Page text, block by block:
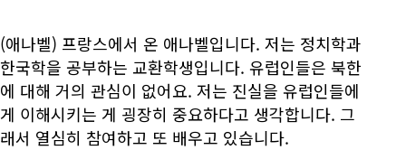
(애나벨) 프랑스에서 온 애나벨입니다. 저는 정치학과
한국학을 공부하는 교환학생입니다. 유럽인들은 북한
에 대해 거의 관심이 없어요. 저는 진실을 유럽인들에
게 이해시키는 게 굉장히 중요하다고 생각합니다. 그
래서 열심히 참여하고 또 배우고 있습니다.